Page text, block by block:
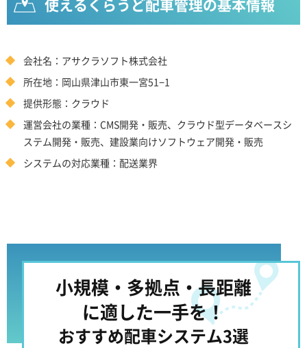
使えるくらうど配車管理の基本情報
会社名：アサクラソフト株式会社
所在地：岡山県津山市東一宮51−1
提供形態：クラウド
運営会社の業種：CMS開発・販売、クラウド型データベースシ
ステム開発・販売、建設業向けソフトウェア開発・販売
システムの対応業種：配送業界
小規模・多拠点・長距離
に適した一手を！
おすすめ配車システム3選